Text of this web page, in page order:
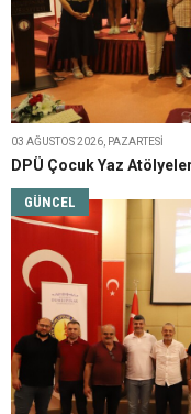
03 AĞUSTOS 2026, PAZARTESI
DPÜ Çocuk Yaz
GÜNCEL